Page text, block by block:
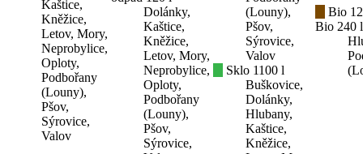
Kaštice,
Kněžice,
Letov, Mory,
Neprobylice,
Oploty,
Podbořany
(Louny),
Pšov,
Sýrovice,
Valov
Dolánky,
Kaštice,
Kněžice,
Letov, Mory,
Neprobylice,
Oploty,
Podbořany
(Louny),
Pšov,
Sýrovice,
(Louny),
Pšov,
Sýrovice,
Valov
Sklo 1100 l
Buškovice,
Dolánky,
Hlubany,
Kaštice,
Kněžice,
Bio
Bio 240 l